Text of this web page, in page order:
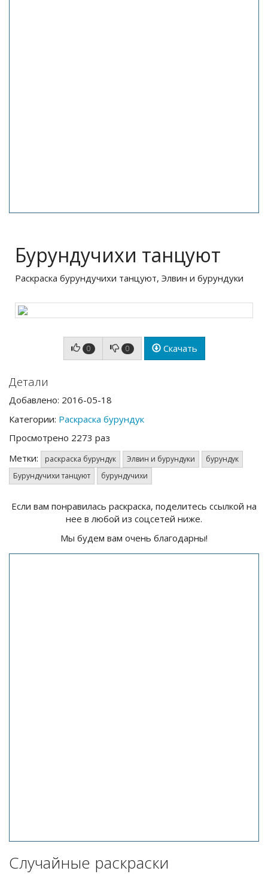
Бурундучихи танцуют
Раскраска бурундучихи танцуют, Элвин и бурундуки
0 0 Скачать
Детали
Добавлено: 2016-05-18
Категории: Раскраска бурундук
Просмотрено 2273 раз
Метки:
раскраска бурундук Элвин и бурундуки
бурундук
Бурундучихи танцуют
бурундучихи
Если вам понравилась раскраска, поделитесь ссылкой на
нее в любой из соцсетей ниже.
Мы будем вам очень благодарны!
Случайные раскраски